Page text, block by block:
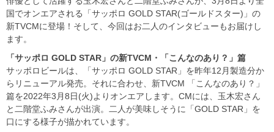
国でオンエアされる「サッポロ GOLD STAR(ゴールドスター)」の
新TVCMに登場！そして、今回はお二人のインタビューもお届けし
ます。
「サッポロ GOLD STAR 」の新TVCM ・「こんなのあり？」篇
サッポロビールは、「サッポロ GOLD STAR」を昨年12月製造分か
らリニューアル発売。それに合わせ、新TVCM 「こんなのあり？」
篇を2022年3月8日(火)よりオンエアします。CMには、玉木宏さん
と二階堂ふみさんが出演。二人が美味しそうに「GOLD STAR」を
口にする様子が描かれています。